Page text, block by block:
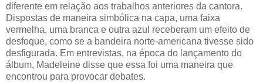
diferente em relação aos trabalhos anteriores da cantora.
Dispostas de maneira simbólica na capa, uma faixa
vermelha, uma branca e outra azul receberam um efeito de
desfoque, como se a bandeira norte-americana tivesse sido
desfigurada. Em entrevistas, na época do lançamento do
álbum, Madeleine disse que essa foi uma maneira que
encontrou para provocar debates.